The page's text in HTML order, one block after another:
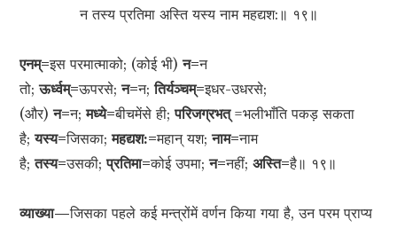
न तस्य प्रतिमा अस्ति यस्य नाम महद्यश:॥ १९॥
एनम्=इस परमात्माको; (कोई भी)न=न
तो;ऊर्ध्वम्=ऊपरसे;न=न;तिर्यञ्चम्=इधर-उधरसे;
(और)न=न;मध्ये=बीचमेंसे ही;परिजग्रभत् =भलीभाँति पकड़ सकता
है;यस्य=जिसका;महद्यश:=महान् यश;नाम=नाम
है;तस्य=उसकी;प्रतिमा=कोई उपमा;न=नहीं;अस्ति=है॥ १९॥
व्याख्या—जिसका पहले कई मन्त्रोंमें वर्णन किया गया है, उन परम प्राप्य